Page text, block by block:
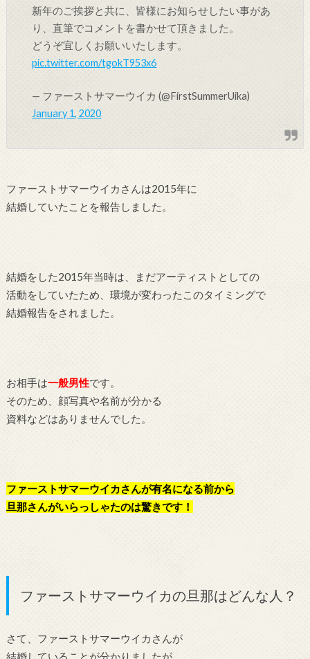
新年のご挨拶と共に、皆様にお知らせしたい事があ
り、直筆でコメントを書かせて頂きました。
どうぞ宜しくお願いいたします。
pic.twitter.com/tgokT953x6
— ファーストサマーウイカ (@FirstSummerUika)
January 1, 2020
ファーストサマーウイカさんは2015年に
結婚していたことを報告しました。
結婚をした2015年当時は、まだアーティストとしての
活動をしていたため、環境が変わったこのタイミングで
結婚報告をされました。
お相手は一般男性です。
そのため、顔写真や名前が分かる
資料などはありませんでした。
ファーストサマーウイカさんが有名になる前から
旦那さんがいらっしゃたのは驚きです！
ファーストサマーウイカの旦那はどんな人？
さて、ファーストサマーウイカさんが
結婚していることが分かりましたが、